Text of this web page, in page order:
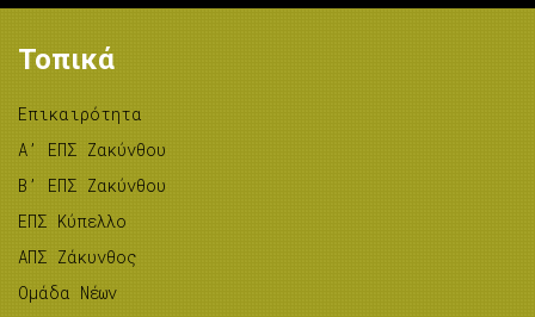
Τοπικά
Επικαιρότητα
A’ ΕΠΣ Ζακύνθου
B’ ΕΠΣ Ζακύνθου
ΕΠΣ Κύπελλο
ΑΠΣ Ζάκυνθος
Ομάδα Νέων